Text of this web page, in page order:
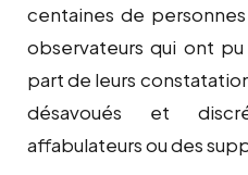
centaines de
observateurs qui ont
part de leurs
désavoués et
affabulateurs ou des